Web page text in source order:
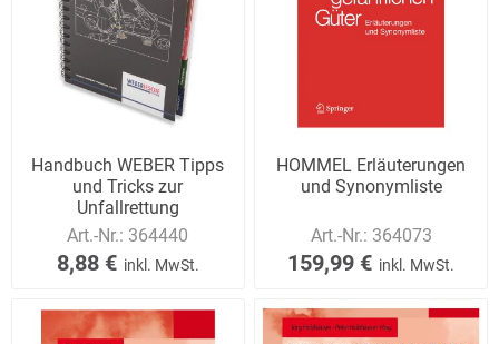
Handbuch WEBER Tipps
und Tricks zur
Unfallrettung
Art.-Nr.: 364440
8,88 € inkl. MwSt.
HOMMEL Erläuterungen
und Synonymliste
Art.-Nr.: 364073
159,99 € inkl. MwSt.